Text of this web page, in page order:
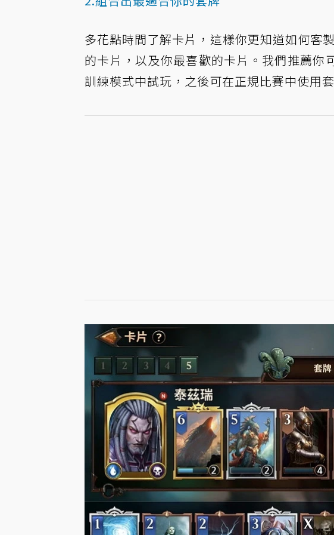
多花點時間了解卡片，這樣你更知道如何客
的卡片，以及你最喜歡的卡片。我們推薦你
訓練模式中試玩，之後可在正規比賽中使用套